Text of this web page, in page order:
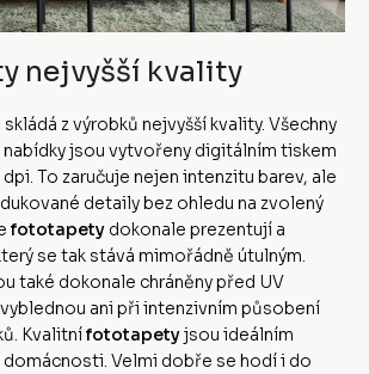
nejvyšší kvality
z výrobků nejvyšší kvality. Všechny
nabídky jsou vytvořeny digitálním tiskem
To zaručuje nejen intenzitu barev, ale
detaily bez ohledu na zvolený
fototapety dokonale prezentují a
se tak stává mimořádně útulným.
také dokonale chráněny před UV
ani při intenzivním působení
Kvalitnífototapetyjsou ideálním
Velmi dobře se hodí i do